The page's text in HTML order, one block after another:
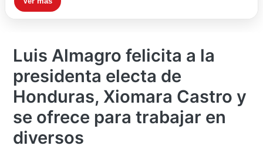
Luis Almagro felicita a la
presidenta electa de
Honduras, Xiomara Castro y
se ofrece para trabajar en
diversos